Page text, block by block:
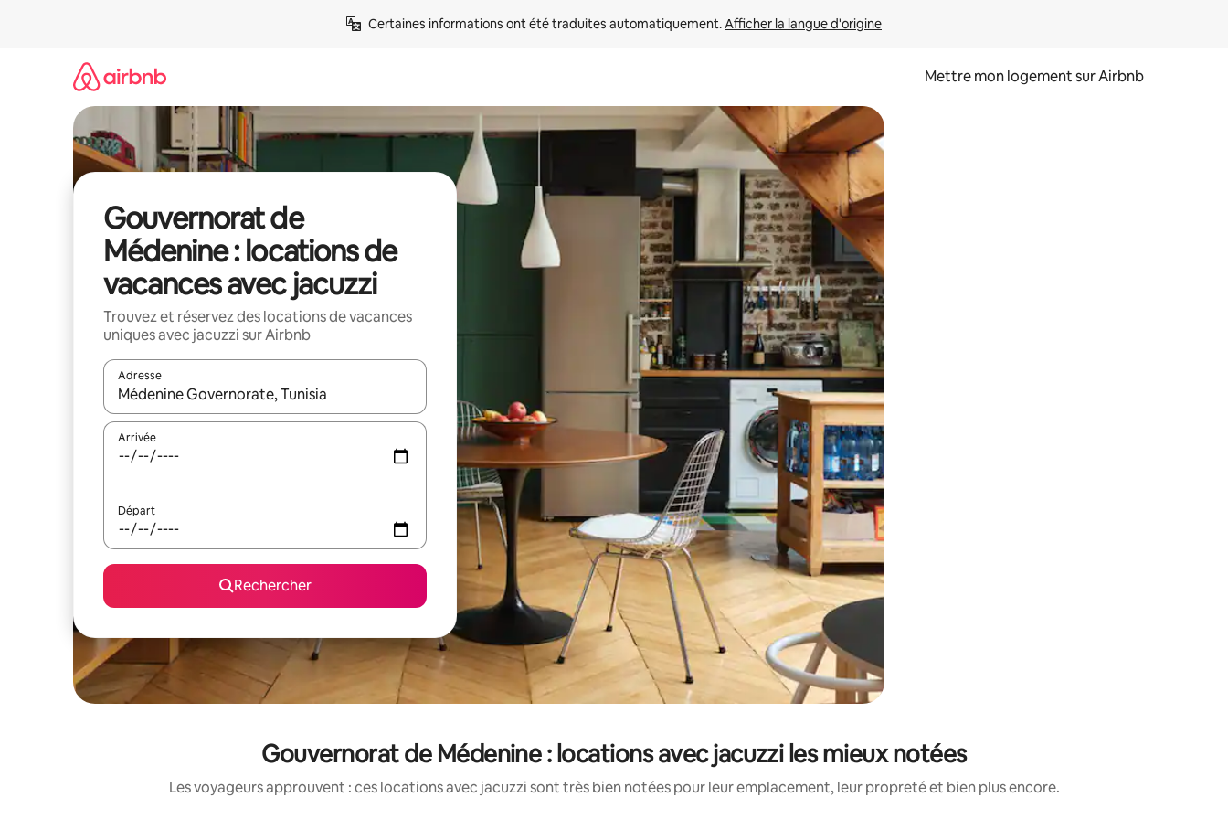
Certaines informations ont été traduites automatiquement. Afficher la langue d'origine
Mettre mon logement sur Airbnb
Gouvernorat de
Médenine : locations de
vacances avec jacuzzi
Trouvez et réservez des locations de vacances
uniques avec jacuzzi sur Airbnb
Adresse
Lorsque les résultats s'affichent, utilisez les flèches vers le haut et vers le bas pour les parcourir ou en appuyant et en faisant glisser.
Arrivée
Départ
Rechercher
Gouvernorat de Médenine : locations avec jacuzzi les mieux notées
Les voyageurs approuvent : ces locations avec jacuzzi sont très bien notées pour leur emplacement, leur propreté et bien plus encore.